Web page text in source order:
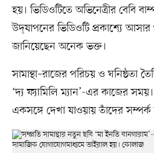
হয়। ভিডিওটিতে অভিনেত্রীর বেবি
উদ্‌যাপনের ভিডিওটি প্রকাশ্যে আসার
জানিয়েছেন অনেক ভক্ত।
সামান্থা–রাজের পরিচয় ও ঘনিষ্ঠতা
‘দ্য ফ্যামিলি ম্যান’-এর কাজের সময়।
একসঙ্গে দেখা যাওয়ায় তাঁদের